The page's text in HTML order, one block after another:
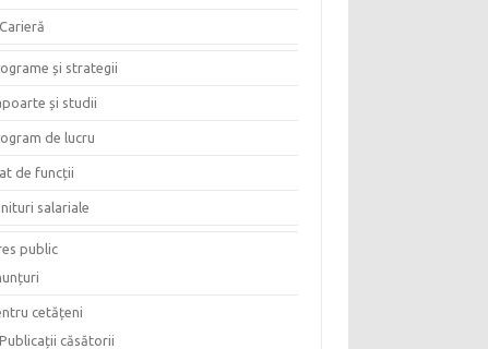
Carieră
și strategii
și studii
de lucru
de funcții
salariale
public
cetățeni
Publicații căsătorii